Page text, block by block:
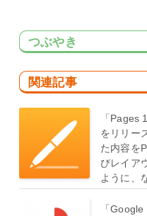
つぶやき
関連記事
「Pages
をリリー
た内容を
びレイア
ように、
「